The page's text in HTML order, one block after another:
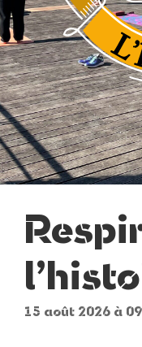
15 août 2026 à